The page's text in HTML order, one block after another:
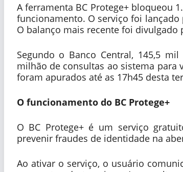
A ferramenta BC Protege+ bloqueou
funcionamento. O serviço foi lançado
O balanço mais recente foi divulgado
Segundo o Banco Central, 145,5
milhão de consultas ao sistema para
foram apurados até as 17h45 desta
O funcionamento do BC Protege+
O BC Protege+ é um serviço
prevenir fraudes de identidade na
Ao ativar o serviço, o usuário